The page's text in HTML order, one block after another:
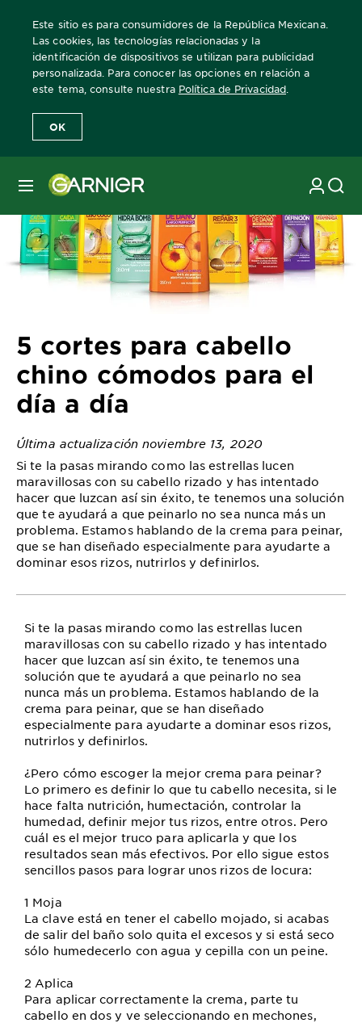
Este sitio es para consumidores de la República Mexicana.
Las cookies, las tecnologías relacionadas y la
identificación de dispositivos se utilizan para publicidad
personalizada. Para conocer las opciones en relación a
este tema, consulte nuestra Política de Privacidad
OK
MENÚ
Home Revista Garnier Consejos sobre el cuidado del cabello
5 cortes para cabello
chino cómodos para el
día a día
Última actualización noviembre 13, 2020
Si te la pasas mirando como las estrellas lucen
maravillosas con su cabello rizado y has intentado
hacer que luzcan así sin éxito, te tenemos una solución
que te ayudará a que peinarlo no sea nunca más un
problema. Estamos hablando de la crema para peinar,
que se han diseñado especialmente para ayudarte a
dominar esos rizos, nutrirlos y definirlos.
Si te la pasas mirando como las estrellas lucen
maravillosas con su cabello rizado y has intentado
hacer que luzcan así sin éxito, te tenemos una
solución que te ayudará a que peinarlo no sea
nunca más un problema. Estamos hablando de la
crema para peinar, que se han diseñado
especialmente para ayudarte a dominar esos rizos,
nutrirlos y definirlos.
¿Pero cómo escoger la mejor crema para peinar?
Lo primero es definir lo que tu cabello necesita, si le
hace falta nutrición, humectación, controlar la
humedad, definir mejor tus rizos, entre otros. Pero
cuál es el mejor truco para aplicarla y que los
resultados sean más efectivos. Por ello sigue estos
sencillos pasos para lograr unos rizos de locura:
1 Moja
La clave está en tener el cabello mojado, si acabas
de salir del baño solo quita el excesos y si está seco
sólo humedecerlo con agua y cepilla con un peine.
2 Aplica
Para aplicar correctamente la crema, parte tu
cabello en dos y ve seleccionando en mechones,